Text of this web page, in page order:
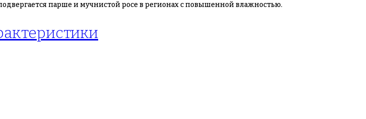
парше и мучнистой росе в регионах с повышенной влажностью.